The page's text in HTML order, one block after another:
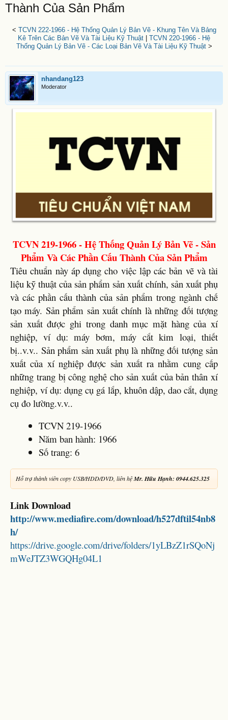
Thành Của Sản Phẩm
< TCVN 222-1966 - Hệ Thống Quản Lý Bản Vẽ - Khung Tên Và Bảng
Kê Trên Các Bản Vẽ Và Tài Liệu Kỹ Thuật
TCVN 220-1966 - Hệ
Thống Quản Lý Bản Vẽ - Các Loại Bản Vẽ Và Tài Liệu Kỹ Thuật>
nhandang123
Moderator
TCVN 219-1966 - Hệ Thống Quản Lý Bản Vẽ - Sản
Phẩm Và Các Phần Cấu Thành Của Sản Phẩm
Tiêu chuẩn này áp dụng cho việc lập các bản vẽ và tài
liệu kỹ thuật của sản phẩm sản xuất chính, sản xuất phụ
và các phần cấu thành của sản phẩm trong ngành chế
tạo máy. Sản phẩm sản xuất chính là những đối tượng
sản xuất được ghi trong danh mục mặt hàng của xí
nghiệp, ví dụ: máy bơm, máy cắt kim loại, thiết
bị..v.v.. Sản phẩm sản xuất phụ là những đối tượng sản
xuất của xí nghiệp được sản xuất ra nhằm cung cấp
những trang bị công nghệ cho sản xuất của bản thân xí
nghiệp, ví dụ: dụng cụ gá lắp, khuôn dập, dao cắt, dụng
cụ đo lường.v.v..
TCVN 219-1966
Năm ban hành: 1966
Số trang: 6
Hỗ trợ thành viên copy USB/HDD/DVD, liên hệMr. Hữu Hạnh: 0944.625.325
Link Download
http://www.mediafire.com/download/h527dftil54nb8
h/
https://drive.google.com/drive/folders/1yLBzZ1rSQoNj
mWeJTZ3WGQHg04L1